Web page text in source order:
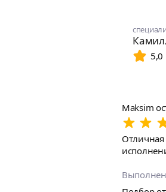
5,0
Maksim
Отличная работа! Камилла точно интерпретировала ТЗ, пожелания и